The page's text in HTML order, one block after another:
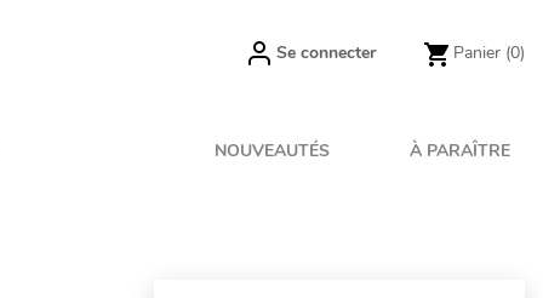
Se connecter Panier (0)
NOUVEAUTÉS À PARAÎTRE